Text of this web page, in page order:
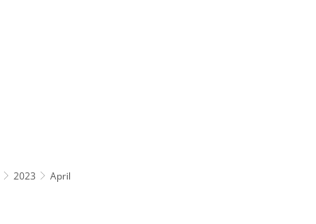
2023 April